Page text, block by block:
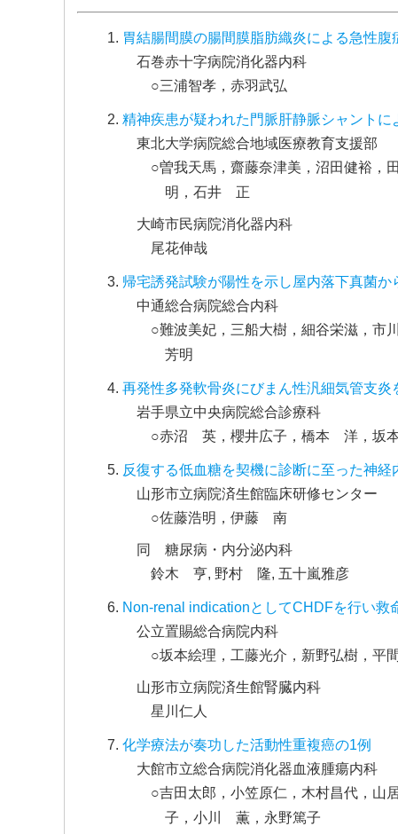
胃結腸間膜の腸間膜脂肪織炎による急性腹
石巻赤十字病院消化器内科
○三浦智孝，赤羽武弘
精神疾患が疑われた門脈肝静脈シャント
東北大学病院総合地域医療教育支援部
○曽我天馬，齋藤奈津美，沼田健裕
明，石井 正
大崎市民病院消化器内科
尾花伸哉
帰宅誘発試験が陽性を示し屋内落下真菌
中通総合病院総合内科
○難波美妃，三船大樹，細谷栄滋，
芳明
再発性多発軟骨炎にびまん性汎細気管支炎
岩手県立中央病院総合診療科
○赤沼 英，櫻井広子，橋本 洋，坂
反復する低血糖を契機に診断に至った神経
山形市立病院済生館臨床研修センター
○佐藤浩明，伊藤 南
同 糖尿病・内分泌内科
鈴木 亨, 野村 隆, 五十嵐雅彦
Non-renal indicationとしてCHDFを行い救
公立置賜総合病院内科
○坂本絵理，工藤光介，新野弘樹，平
山形市立病院済生館腎臓内科
星川仁人
化学療法が奏功した活動性重複癌の1例
大館市立総合病院消化器血液腫瘍内科
○吉田太郎，小笠原仁，木村昌代，
子，小川 薫，永野篤子